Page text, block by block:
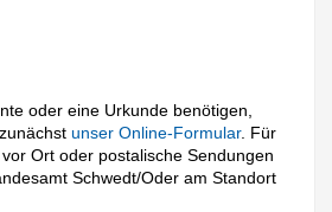
oder eine Urkunde benötigen,
unser Online-Formular. Für
Ort oder postalische Sendungen
Schwedt/Oder am Standort